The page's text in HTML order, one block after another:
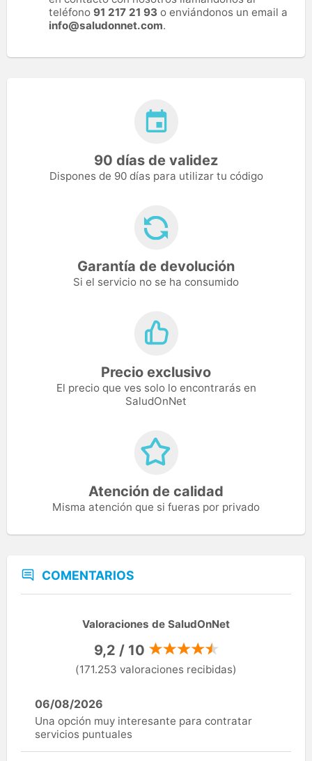
teléfono 91 217 21 93 o enviándonos un email a
info@saludonnet.com.
90 días de validez
Dispones de 90 días para utilizar tu código
Garantía de devolución
Si el servicio no se ha consumido
Precio exclusivo
El precio que ves solo lo encontrarás en
SaludOnNet
Atención de calidad
Misma atención que si fueras por privado
COMENTARIOS
Valoraciones de SaludOnNet
9,2 / 10
(171.253 valoraciones recibidas)
06/08/2026
Una opción muy interesante para contratar
servicios puntuales